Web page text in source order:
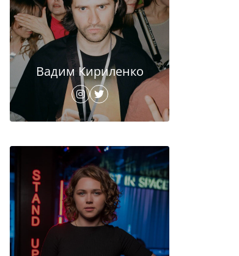
Вадим Кириленко